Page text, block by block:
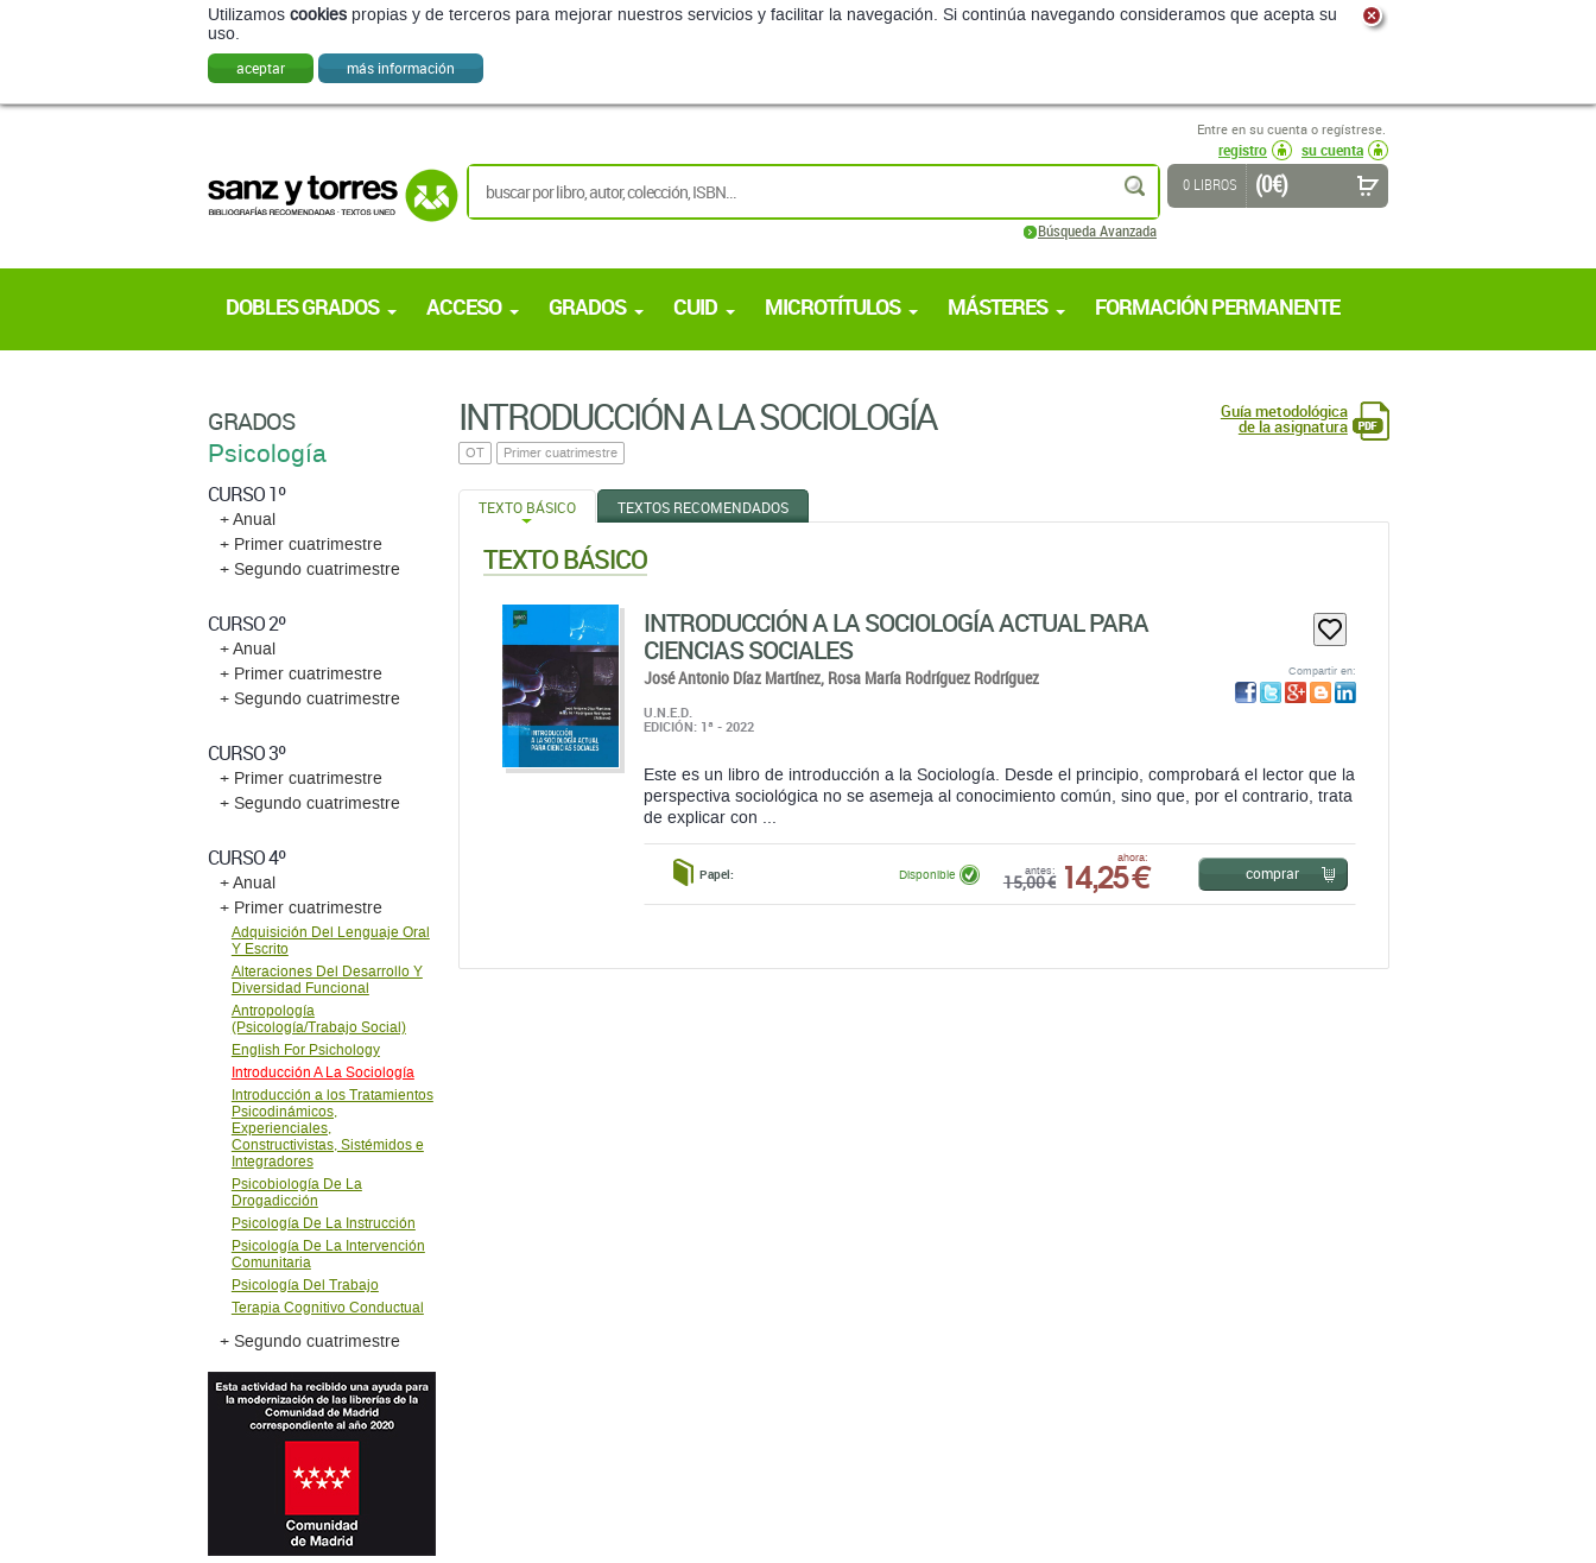
Utilizamos cookies propias y de terceros para mejorar nuestros servicios y facilitar la navegación. Si continúa navegando consideramos que acepta su
uso.
aceptar más información
Entre en su cuenta o regístrese.
registro
su cuenta
buscar
Búsqueda Avanzada
0 LIBROS (0 €)
DOBLES GRADOS ACCESO GRADOS CUID MICROTÍTULOS MÁSTERES FORMACIÓN PERMANENTE
INTRODUCCIÓN A LA SOCIOLOGÍA
OT Primer cuatrimestre
Guía metodológica
de la asignatura
TEXTO BÁSICO TEXTOS RECOMENDADOS
TEXTO BÁSICO
INTRODUCCIÓN A LA SOCIOLOGÍA ACTUAL PARA
CIENCIAS SOCIALES
José Antonio Díaz Martínez, Rosa María Rodríguez Rodríguez
U.N.E.D.
EDICIÓN: 1ª - 2022
Compartir en:
Este es un libro de introducción a la Sociología. Desde el principio, comprobará el lector que la
perspectiva sociológica no se asemeja al conocimiento común, sino que, por el contrario, trata
de explicar con ...
Papel: antes:
15,00 €
ahora:
14,25 €
Disponible comprar
GRADOS
Psicología
CURSO 1º
+ Anual
+ Primer cuatrimestre
+ Segundo cuatrimestre
CURSO 2º
+ Anual
+ Primer cuatrimestre
+ Segundo cuatrimestre
CURSO 3º
+ Primer cuatrimestre
+ Segundo cuatrimestre
CURSO 4º
+ Anual
+ Primer cuatrimestre
Adquisición Del Lenguaje Oral
Y Escrito
Alteraciones Del Desarrollo Y
Diversidad Funcional
Antropología
(Psicología/Trabajo Social)
English For Psichology
Introducción A La Sociología
Introducción a los Tratamientos
Psicodinámicos,
Experienciales,
Constructivistas, Sistémidos e
Integradores
Psicobiología De La
Drogadicción
Psicología De La Instrucción
Psicología De La Intervención
Comunitaria
Psicología Del Trabajo
Terapia Cognitivo Conductual
+ Segundo cuatrimestre